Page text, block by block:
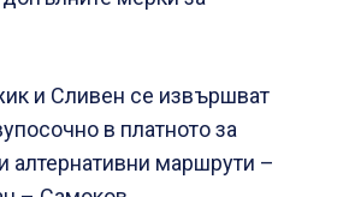
и Сливен се извършват
в платното за
алтернативни маршрути –